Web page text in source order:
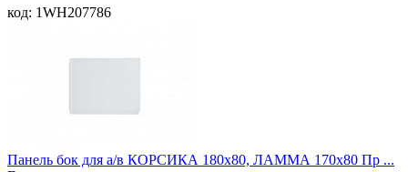
код: 1WH207786
Панель бок для а/в КОРСИКА 180х80, ЛАММА 170х80 Пр ...